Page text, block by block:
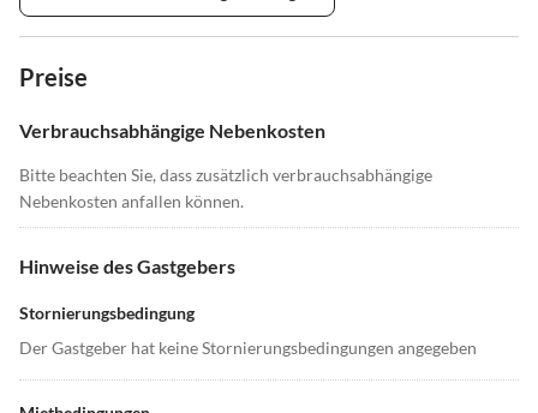
Preise
Verbrauchsabhängige Nebenkosten
Bitte beachten Sie, dass zusätzlich verbrauchsabhängige
Nebenkosten anfallen können.
Hinweise des Gastgebers
Stornierungsbedingung
Der Gastgeber hat keine Stornierungsbedingungen angegeben